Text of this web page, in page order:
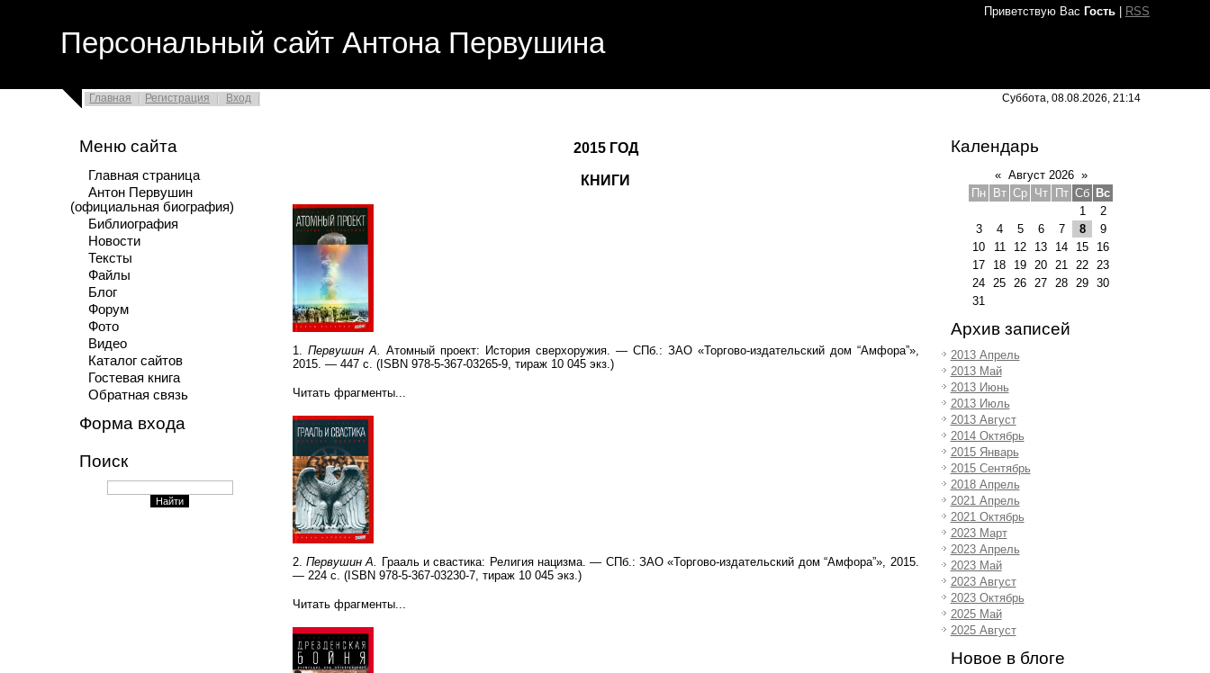
Приветствую Вас Гость| RSS
Персональный сайт Антона Первушина
Главная Регистрация Вход Суббота, 08.08.2026, 21:14
Меню сайта
Главная страница
Антон Первушин
(официальная биография)
Библиография
Новости
Тексты
Файлы
Блог
Форум
Фото
Видео
Каталог сайтов
Гостевая книга
Обратная связь
Форма входа
Поиск
2015 ГОД
КНИГИ
1. Первушин А.
Атомный проект: История сверхоружия. — СПб.: ЗАО «Торгово-издательский дом “Амфора”»,
2015. — 447 с. (ISBN 978-5-367-03265-9, тираж 10 045 экз.)
Читать фрагменты...
2. Первушин А.
Грааль и свастика: Религия нацизма. — СПб.: ЗАО «Торгово-издательский дом “Амфора”», 2015.
— 224 с. (ISBN 978-5-367-03230-7, тираж 10 045 экз.)
Читать фрагменты...
Календарь
« Август 2026 »
Пн
Вт Ср Чт Пт Сб Вс
1
2
3
4 5 6 7 8
9
10
11 12 13 14 15
16
17
18 19 20 21 22 23
24 25 26 27 28 29 30
31
Архив записей
2013 Апрель
2013 Май
2013 Июнь
2013 Июль
2013 Август
2014 Октябрь
2015 Январь
2015 Сентябрь
2018 Апрель
2021 Апрель
2021 Октябрь
2023 Март
2023 Апрель
2023 Май
2023 Август
2023 Октябрь
2025 Май
2025 Август
Новое в блоге